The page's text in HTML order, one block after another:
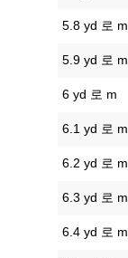
5.8 yd 로 m
5.9 yd 로 m
6 yd 로 m
6.1 yd 로 m
6.2 yd 로 m
6.3 yd 로 m
6.4 yd 로 m